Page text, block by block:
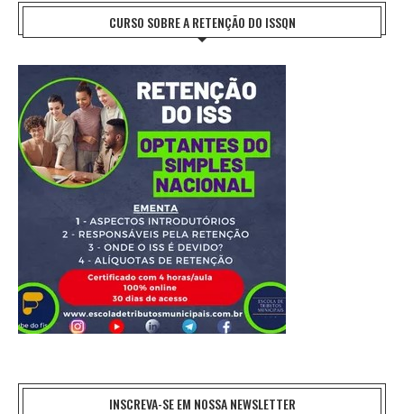
CURSO SOBRE A RETENÇÃO DO ISSQN
INSCREVA-SE EM NOSSA NEWSLETTER